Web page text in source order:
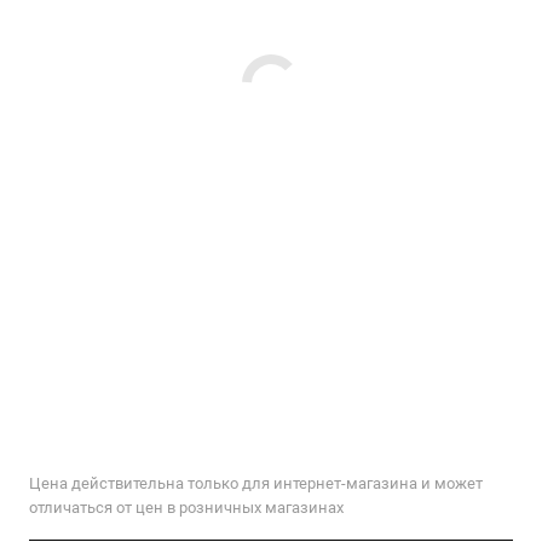
Цена действительна только для интернет-магазина и может
отличаться от цен в розничных магазинах